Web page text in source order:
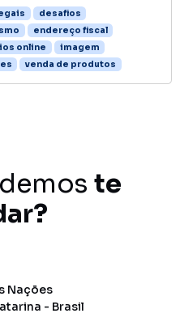
desafios
endereço fiscal
online
imagem
venda de produtos
te
Nações
- Brasil